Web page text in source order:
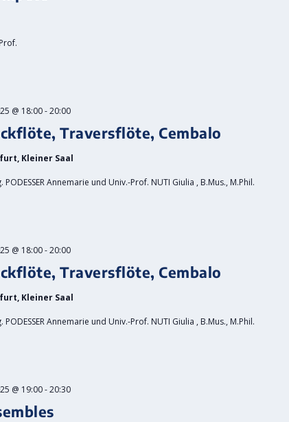
Traversflöte, Cembalo
@ 18:00-20:00
Kleiner Saal
PODESSER Annemarie und Univ.-Prof. NUTI Giulia , B.Mus., M.Phil.
Traversflöte, Cembalo
@ 18:00-20:00
Kleiner Saal
PODESSER Annemarie und Univ.-Prof. NUTI Giulia , B.Mus., M.Phil.
@ 19:00-20:30